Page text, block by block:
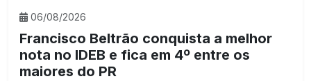
06/08/2026
Francisco Beltrão conquista a melhor
nota no IDEB e fica em 4º entre os
maiores do PR